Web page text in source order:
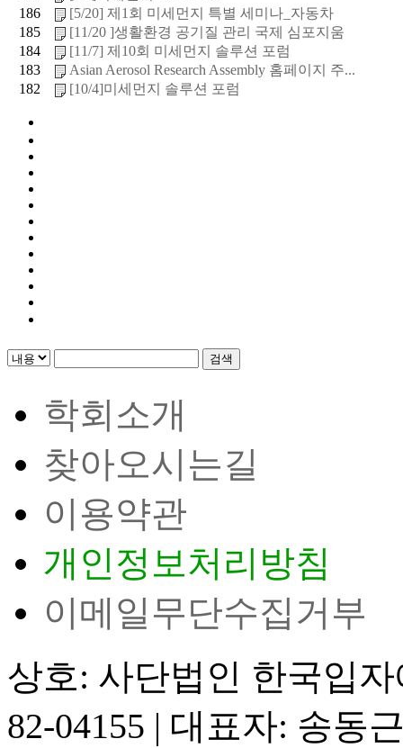
186
[5/20] 제1회 미세먼지 특별 세미나_자동차
185
[11/20 ]생활환경 공기질 관리 국제 심포지움
184
[11/7] 제10회 미세먼지 솔루션 포럼
183
Asian Aerosol Research Assembly 홈페이지 주...
182
[10/4]미세먼지 솔루션 포럼
검색
학회소개
찾아오시는길
이용약관
개인정보처리방침
이메일무단수집거부
상호: 사단법인 한국입
82-04155 | 대표자: 송동